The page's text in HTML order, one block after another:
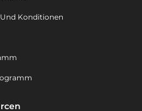
Konditionen